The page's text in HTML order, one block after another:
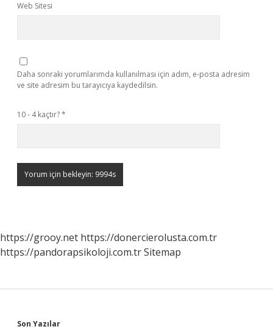
Web Sitesi
Daha sonraki yorumlarımda kullanılması için adım, e-posta adresim
ve site adresim bu tarayıcıya kaydedilsin.
10 - 4 kaçtır?*
https://grooy.net https://donercierolusta.com.tr
https://pandorapsikoloji.com.trSitemap
Son Yazılar